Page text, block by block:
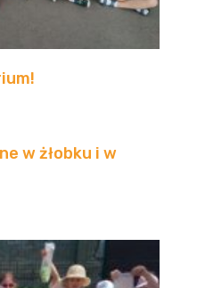
w żłobku i w